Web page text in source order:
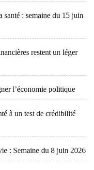
santé : semaine du 15 juin
restent un léger
l’économie politique
à un test de crédibilité
: Semaine du 8 juin 2026